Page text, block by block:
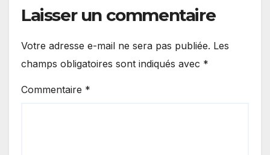
Laisser un commentaire
Votre adresse e-mail ne sera pas publiée. Les
champs obligatoires sont indiqués avec *
Commentaire *